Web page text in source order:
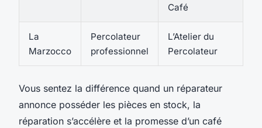
Café
La
Marzocco
Percolateur
professionnel
L’Atelier du
Percolateur
Vous sentez la différence quand un réparateur
annonce posséder les pièces en stock, la
réparation s’accélère et la promesse d’un café